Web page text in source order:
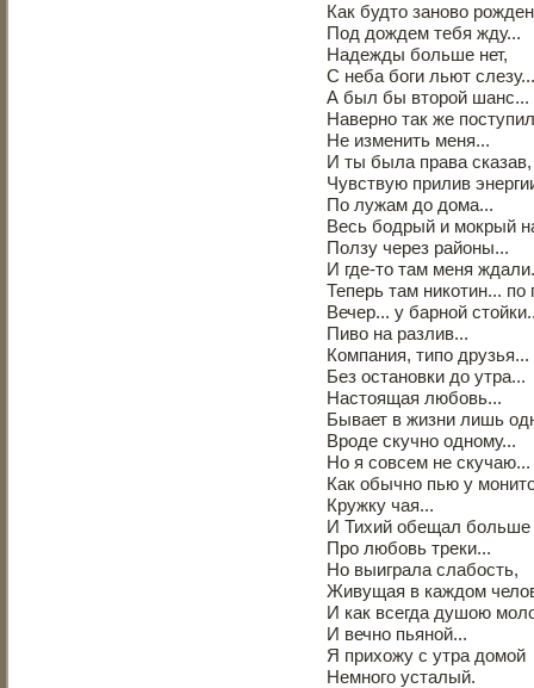
Как будто заново
Под дождем тебя жду...
Надежды больше нет,
С неба боги льют слезу...
А был бы второй шанс...
Наверно так же
Не изменить меня...
И ты была права
Чувствую прилив
По лужам до дома...
Весь бодрый и мокрый
Ползу через районы...
И где-то там меня
Теперь там никотин... по
Вечер... у барной
Пиво на разлив...
Компания, типо друзья...
Без остановки до утра...
Настоящая любовь...
Бывает в жизни лишь
Вроде скучно одному...
Но я совсем не скучаю...
Как обычно пью у
Кружку чая...
И Тихий обещал больше
Про любовь треки...
Но выиграла слабость,
Живущая в каждом
И как всегда душою
И вечно пьяной...
Я прихожу с утра домой
Немного усталый.